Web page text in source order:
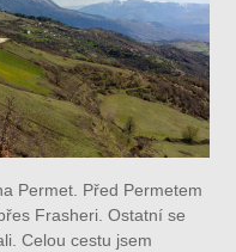
Permet. Před Permetem
Frasheri. Ostatní se
Celou cestu jsem